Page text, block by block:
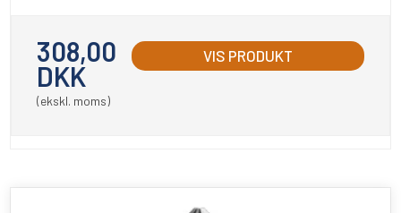
308,00
DKK
(ekskl. moms)
VIS PRODUKT